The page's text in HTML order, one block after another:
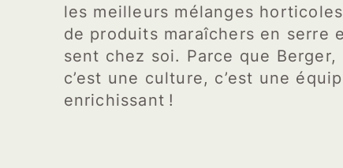
les meilleurs mélanges
de produits maraîchers en serre
sent chez soi. Parce que Berger,
c’est une culture, c’est une
enrichissant !